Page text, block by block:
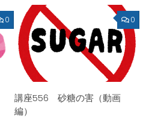
0 0
講座556 砂糖の害（動画
編）